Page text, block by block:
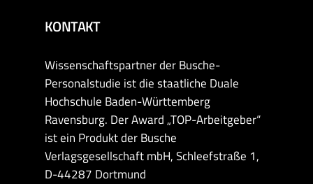
KONTAKT
Wissenschaftspartner der Busche-
Personalstudie ist die staatliche Duale
Hochschule Baden-Württemberg
Ravensburg. Der Award „TOP-Arbeitgeber“
ist ein Produkt der Busche
Verlagsgesellschaft mbH, Schleefstraße 1,
D-44287 Dortmund